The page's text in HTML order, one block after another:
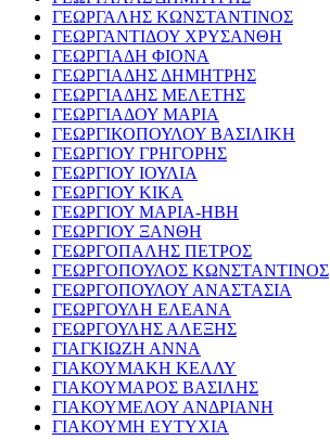
ΓΕΩΡΓΑΛΗΣ ΚΩΝΣΤΑΝΤΙΝΟΣ
ΓΕΩΡΓΑΝΤΙΔΟΥ ΧΡΥΣΑΝΘΗ
ΓΕΩΡΓΙΑΔΗ ΦΙΟΝΑ
ΓΕΩΡΓΙΑΔΗΣ ΔΗΜΗΤΡΗΣ
ΓΕΩΡΓΙΑΔΗΣ ΜΕΛΕΤΗΣ
ΓΕΩΡΓΙΑΔΟΥ ΜΑΡΙΑ
ΓΕΩΡΓΙΚΟΠΟΥΛΟΥ ΒΑΣΙΛΙΚΗ
ΓΕΩΡΓΙΟΥ ΓΡΗΓΟΡΗΣ
ΓΕΩΡΓΙΟΥ ΙΟΥΛΙΑ
ΓΕΩΡΓΙΟΥ ΚΙΚΑ
ΓΕΩΡΓΙΟΥ ΜΑΡΙΑ-ΗΒΗ
ΓΕΩΡΓΙΟΥ ΞΑΝΘΗ
ΓΕΩΡΓΟΠΑΛΗΣ ΠΕΤΡΟΣ
ΓΕΩΡΓΟΠΟΥΛΟΣ ΚΩΝΣΤΑΝΤΙΝΟΣ
ΓΕΩΡΓΟΠΟΥΛΟΥ ΑΝΑΣΤΑΣΙΑ
ΓΕΩΡΓΟΥΛΗ ΕΛΕΑΝΑ
ΓΕΩΡΓΟΥΛΗΣ ΑΛΕΞΗΣ
ΓΙΑΓΚΙΩΖΗ ΑΝΝΑ
ΓΙΑΚΟΥΜΑΚΗ ΚΕΛΛΥ
ΓΙΑΚΟΥΜΑΡΟΣ ΒΑΣΙΛΗΣ
ΓΙΑΚΟΥΜΕΛΟΥ ΑΝΔΡΙΑΝΗ
ΓΙΑΚΟΥΜΗ ΕΥΤΥΧΙΑ